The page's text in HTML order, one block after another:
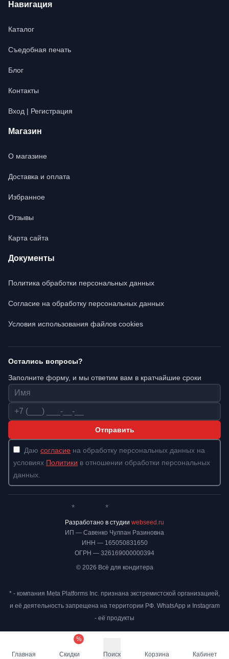
Навигация
Каталог
Съедобная печать
Блог
Контакты
Вход | Регистрация
Магазин
О магазине
Доставка и оплата
Избранное
Отзывы
Карта сайта
Документы
Политика обработки персональных данных
Согласие на обработку персональных данных
Условия использования файлов cookies
Остались вопросы?
Заполните форму, и мы ответим вам в кратчайшие сроки
Имя
Телефон
Отправить
Даю согласие на обработку персональных данных на
условиях Политики в отношении обработки персональных
данных.
ИП — Савенко Чулпан Разиновна
ИНН — 165050831650
ОГРН — 326169000000394
© 2026 Всё для кондитера
* *
Разработано в студии webseed.ru
* - компания Meta Platforms Inc. признана экстремистской организацией,
и её деятельность запрещена на территории РФ. WhatsApp и Instagram
- её продукты
Главная
%
Скидки Поиск Корзина Кабинет